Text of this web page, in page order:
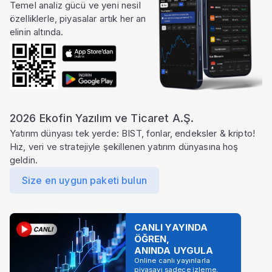
Temel analiz gücü ve yeni nesil
özelliklerle, piyasalar artık her an
elinin altında.
2026 Ekofin Yazılım ve Ticaret A.Ş.
Yatırım dünyası tek yerde: BIST, fonlar, endeksler & kripto!
Hız, veri ve stratejiyle şekillenen yatırım dünyasına hoş
geldin.
Size en uygun paketi bulun
CANLI YAYINDA
ÖĞREN,
ANINDA UYGULA
Online canlı yayınlarla
piyasayı sadece izleme,